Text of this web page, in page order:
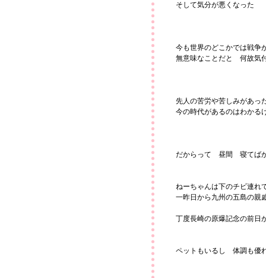
そして気分が悪くなった
今も世界のどこかでは戦争
無意味なことだと 何故気
先人の苦労や苦しみがあっ
今の時代があるのはわかる
だからって 昼間 寝てば
ねーちゃんは下のチビ連れ
一昨日から九州の五島の親
丁度長崎の原爆記念の前日
ペットもいるし 体調も優